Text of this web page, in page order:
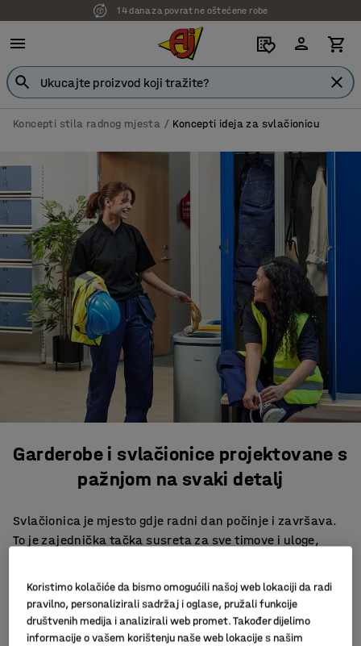
7 godina garancije
Koncepti stila radnog mjesta Koncepti ideja za svlačionicu
Garderobe i svlačionice projektovane s
pažnjom na svaki detalj
Svlačionica je mjesto gdje radni dan počinje i završava.
To je zajednička tačka susreta za sve timove i uloge,
prostor brzo postaje pretrpan i bezličan. Kako bismo to
izbjegli, kreirali smo koncepte interijera koji spajaju
funkcionalne ormariće i klupe od pažljivo biranih
materijala i boja. Rezultat je ugodan, organizovan i
Koristimo kolačiće da bismo omogućili našoj web lokaciji da radi
pravilno, personalizirali sadržaj i oglase, pružali funkcije
društvenih medija i analizirali web promet. Također dijelimo
informacije o vašem korištenju naše web lokacije s našim